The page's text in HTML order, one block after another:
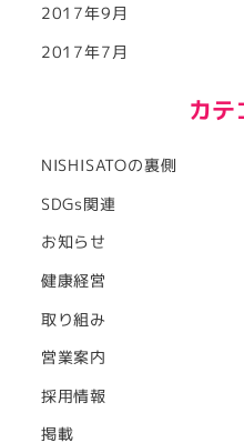
2017年9月
2017年7月
カ
NISHISATOの裏側
SDGs関連
お知らせ
健康経営
取り組み
営業案内
採用情報
掲載